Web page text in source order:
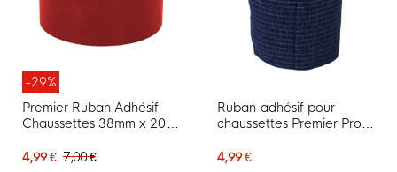
-29%
Premier Ruban Adhésif
Chaussettes 38mm x 20m
4,99 € 7,00 €
Ruban adhésif pour
chaussettes Premier Pro-
4,99 €